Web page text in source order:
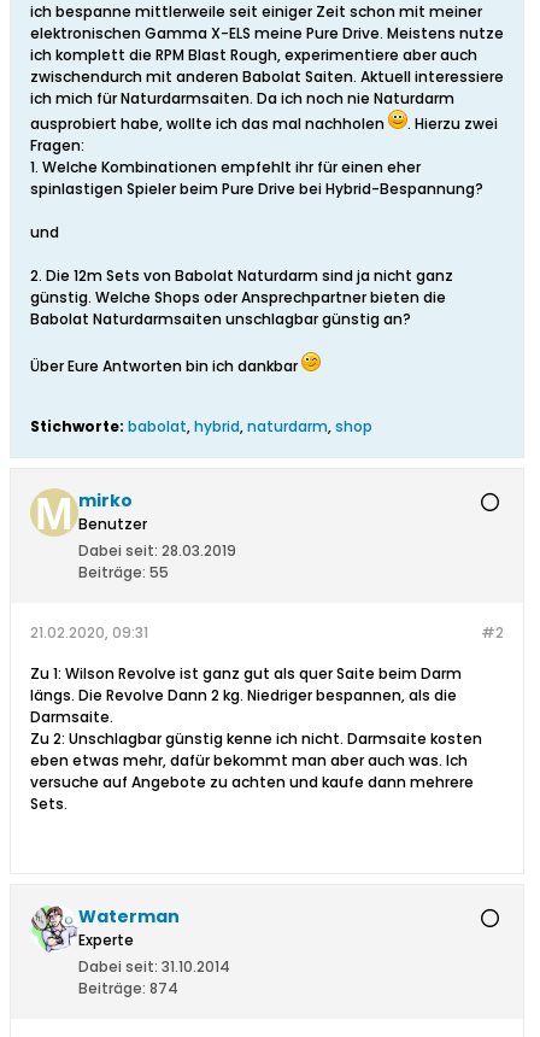
ich bespanne mittlerweile seit einiger Zeit schon mit meiner
elektronischen Gamma X-ELS meine Pure Drive. Meistens nutze
ich komplett die RPM Blast Rough, experimentiere aber auch
zwischendurch mit anderen Babolat Saiten. Aktuell interessiere
ich mich für Naturdarmsaiten. Da ich noch nie Naturdarm
ausprobiert habe, wollte ich das mal nachholen
. Hierzu zwei
Fragen:
1. Welche Kombinationen empfehlt ihr für einen eher
spinlastigen Spieler beim Pure Drive bei Hybrid-Bespannung?
und
2. Die 12m Sets von Babolat Naturdarm sind ja nicht ganz
günstig. Welche Shops oder Ansprechpartner bieten die
Babolat Naturdarmsaiten unschlagbar günstig an?
Über Eure Antworten bin ich dankbar
Stichworte: babolat,hybrid,naturdarm,shop
mirko
Benutzer
Dabei seit: 28.03.2019
Beiträge: 55
#2
21.02.2020, 09:31
Zu 1: Wilson Revolve ist ganz gut als quer Saite beim Darm
längs. Die Revolve Dann 2 kg. Niedriger bespannen, als die
Darmsaite.
Zu 2: Unschlagbar günstig kenne ich nicht. Darmsaite kosten
eben etwas mehr, dafür bekommt man aber auch was. Ich
versuche auf Angebote zu achten und kaufe dann mehrere
Sets.
Waterman
Experte
Dabei seit: 31.10.2014
Beiträge: 874